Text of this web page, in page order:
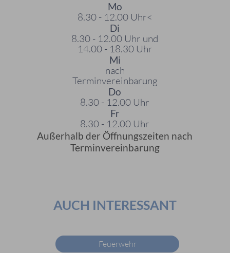
Mo
8.30 - 12.00 Uhr<
Di
8.30 - 12.00 Uhr und
14.00 - 18.30 Uhr
Mi
nach
Terminvereinbarung
Do
8.30 - 12.00 Uhr
Fr
8.30 - 12.00 Uhr
Außerhalb der Öffnungszeiten nach
Terminvereinbarung
AUCH INTERESSANT
Feuerwehr